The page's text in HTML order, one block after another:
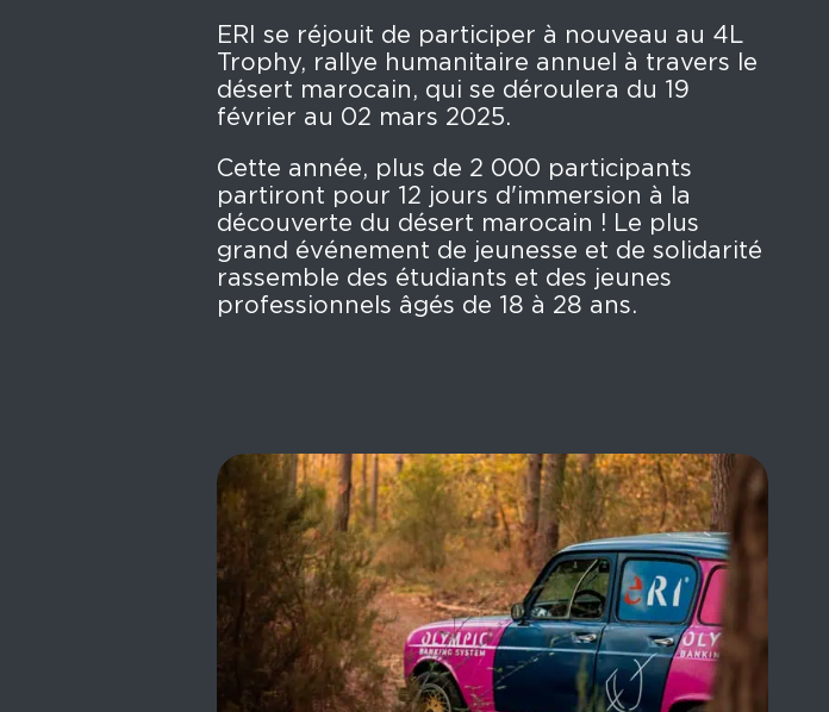
ERI se réjouit de participer à nouveau au 4L
Trophy, rallye humanitaire annuel à travers le
désert marocain, qui se déroulera du 19
février au 02 mars 2025.
Cette année, plus de 2 000 participants
partiront pour 12 jours d'immersion à la
découverte du désert marocain ! Le plus
grand événement de jeunesse et de solidarité
rassemble des étudiants et des jeunes
professionnels âgés de 18 à 28 ans.